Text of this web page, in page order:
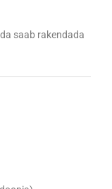
saab rakendada